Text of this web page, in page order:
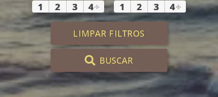
1 2 3 4+ 1 2 3 4+
LIMPAR FILTROS
BUSCAR